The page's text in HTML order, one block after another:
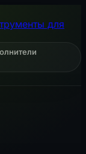
для